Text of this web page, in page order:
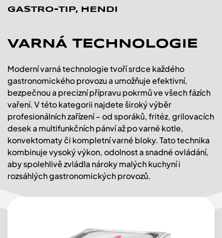
GASTRO-TIP, HENDI
VARNÁ TECHNOLOGIE
Moderní varná technologie tvoří srdce každého
gastronomického provozu a umožňuje efektivní,
bezpečnou a precizní přípravu pokrmů ve všech fázích
vaření. V této kategorii najdete široký výběr
profesionálních zařízení – od sporáků, fritéz, grilovacích
desek a multifunkčních pánví až po varné kotle,
konvektomaty či kompletní varné bloky. Tato technika
kombinuje vysoký výkon, odolnost a snadné ovládání,
aby spolehlivě zvládla nároky malých kuchyní i
rozsáhlých gastronomických provozů.